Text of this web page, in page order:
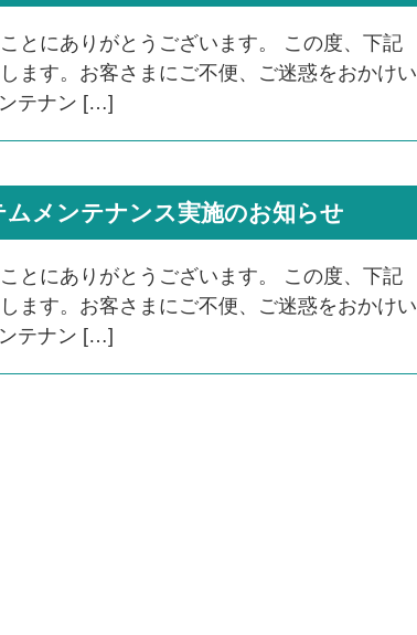
とにありがとうございます。 この度、下記
ます。お客さまにご不便、ご迷惑をおかけい
テナン […]
メンテナンス実施のお知らせ
とにありがとうございます。 この度、下記
ます。お客さまにご不便、ご迷惑をおかけい
テナン […]